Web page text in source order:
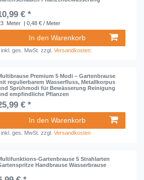
€ *
Meter | 0,48 € / Meter
In den Warenkorb
inkl. ges. MwSt. zzgl.Versandkosten
Premium 5 Modi – Gartenbrause
regulierbarem Wasserfluss, Metallkorpus
Sprühmodi für Bewässerung Reinigung
empfindliche Pflanzen
€ *
In den Warenkorb
inkl. ges. MwSt. zzgl.Versandkosten
Gartenbrause 5 Strahlarten
Handbrause Wasserbrause